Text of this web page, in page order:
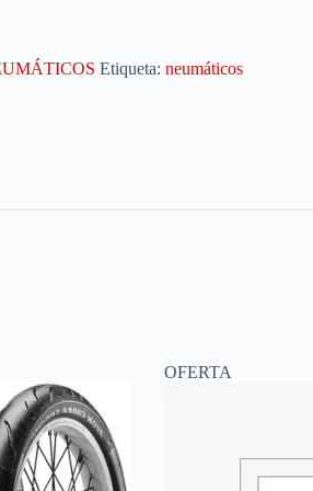
Etiqueta: neumáticos
OFERTA